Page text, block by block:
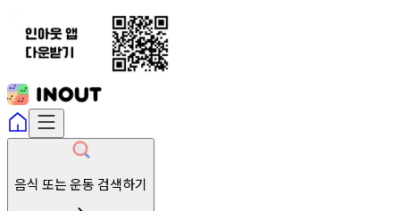
음식 또는 운동 검색하기